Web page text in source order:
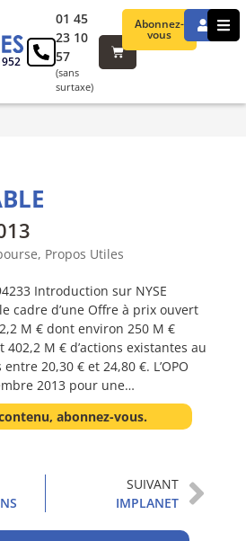
Abonnez-
vous
01 45
23 10
57
(sans
surtaxe)
, Propos Utiles
Introduction sur NYSE
cadre d’une Offre à prix ouvert
M € dont environ 250 M €
402,2 M € d’actions existantes au
20,30 € et 24,80 €. L’OPO
2013 pour une…
abonnez-vous.
SUIVANT
IMPLANET